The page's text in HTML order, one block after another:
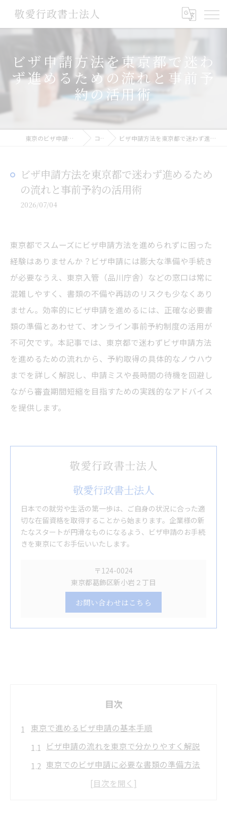
ビザ申請方法を東京都で迷わ
ず進めるための流れと事前予
約の活用術
東京のビザ申請なら敬愛行政書士法人 コラム ビザ申請方法を東京都で迷わず進めるための流れと事前予約の活用術
ビザ申請方法を東京都で迷わず進めるため
の流れと事前予約の活用術
2026/07/04
東京都でスムーズにビザ申請方法を進められずに困った
経験はありませんか？ビザ申請には膨大な準備や手続き
が必要なうえ、東京入管（品川庁舎）などの窓口は常に
混雑しやすく、書類の不備や再訪のリスクも少なくあり
ません。効率的にビザ申請を進めるには、正確な必要書
類の準備とあわせて、オンライン事前予約制度の活用が
不可欠です。本記事では、東京都で迷わずビザ申請方法
を進めるための流れから、予約取得の具体的なノウハウ
までを詳しく解説し、申請ミスや長時間の待機を回避し
ながら審査期間短縮を目指すための実践的なアドバイス
を提供します。
敬愛行政書士法人
日本での就労や生活の第一歩は、ご自身の状況に合った適
切な在留資格を取得することから始まります。企業様の新
たなスタートが円滑なものになるよう、ビザ申請のお手続
きを東京にてお手伝いいたします。
〒124-0024
東京都葛飾区新小岩２丁目
お問い合わせはこちら
目次
東京で進めるビザ申請の基本手順
ビザ申請の流れを東京で分かりやすく解説
東京でのビザ申請に必要な書類の準備方法
ビザ申請は東京で自分でできるかのポイン